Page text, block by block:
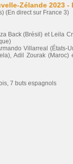
Zélande 2023 -
(En direct sur France 3)
Back (Brésil) et Leila
Villarreal (États-
Adil Zourak (Maroc)
7 buts espagnols